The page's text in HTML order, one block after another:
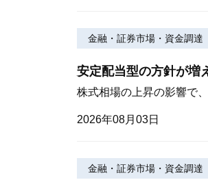
金融・証券市場・資金調達
安定配当型の方針が増
株式相場の上昇の影響で
2026年08月03日
金融・証券市場・資金調達